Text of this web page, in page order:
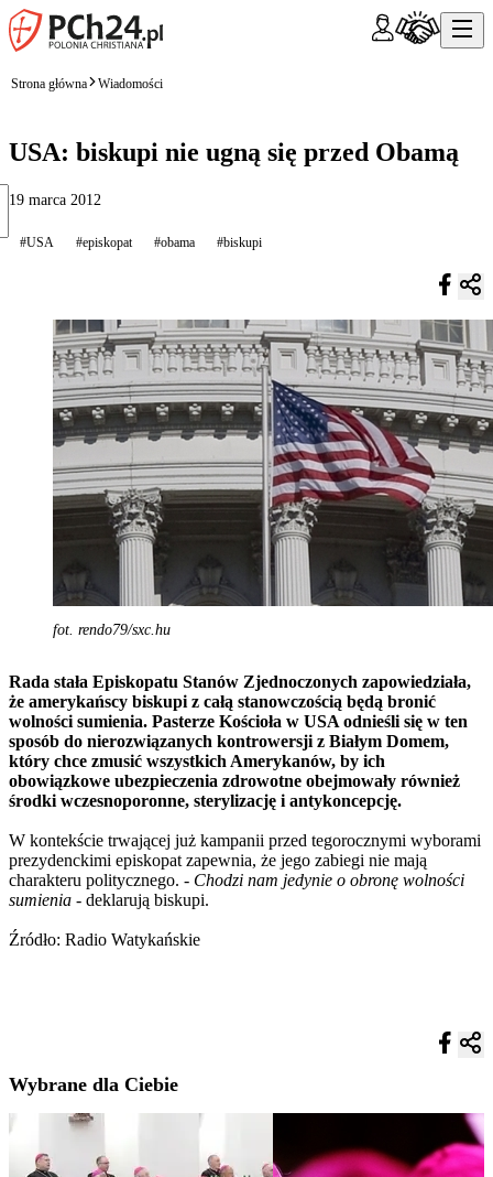
Strona główna Wiadomości
USA: biskupi nie ugną się przed Obamą
19 marca 2012
#USA #episkopat #obama #biskupi
fot. rendo79/sxc.hu
Rada stała Episkopatu Stanów Zjednoczonych zapowiedziała,
że amerykańscy biskupi z całą stanowczością będą bronić
wolności sumienia. Pasterze Kościoła w USA odnieśli się w ten
sposób do nierozwiązanych kontrowersji z Białym Domem,
który chce zmusić wszystkich Amerykanów, by ich
obowiązkowe ubezpieczenia zdrowotne obejmowały również
środki wczesnoporonne, sterylizację i antykoncepcję.
W kontekście trwającej już kampanii przed tegorocznymi wyborami
prezydenckimi episkopat zapewnia, że jego zabiegi nie mają
charakteru politycznego. - Chodzi nam jedynie o obronę wolności
sumienia - deklarują biskupi.
Źródło: Radio Watykańskie
Wybrane dla Ciebie